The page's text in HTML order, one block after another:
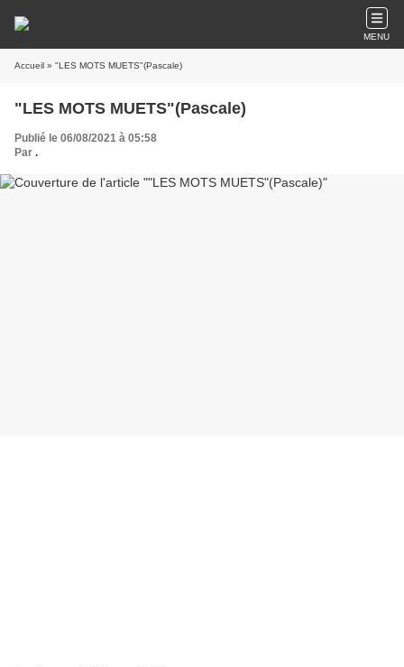
MENU
Accueil » "LES MOTS MUETS"(Pascale)
"LES MOTS MUETS"(Pascale)
Publié le 06/08/2021 à 05:58
Par .